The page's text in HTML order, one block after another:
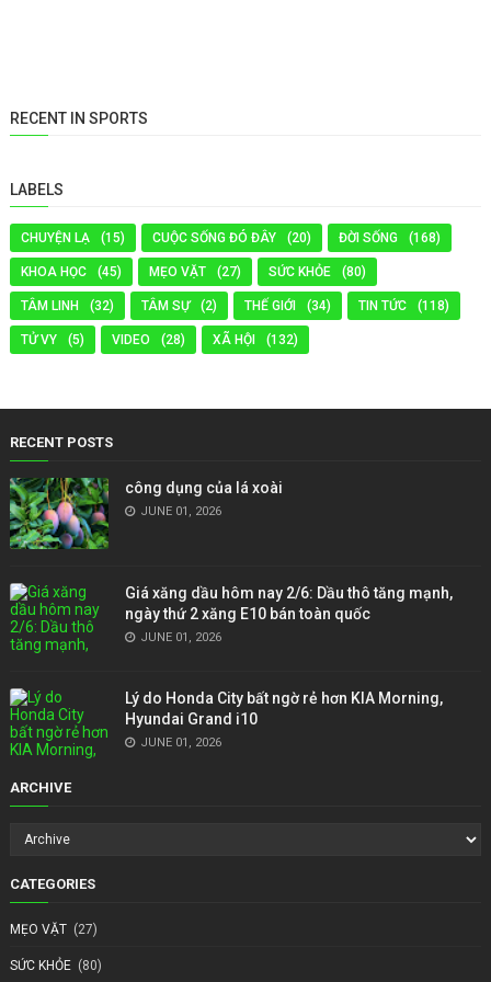
RECENT IN SPORTS
LABELS
CHUYỆN LẠ (15) CUỘC SỐNG ĐÓ ĐÂY (20) ĐỜI SỐNG (168)
KHOA HỌC (45) MẸO VẶT (27) SỨC KHỎE (80)
TÂM LINH (32) TÂM SỰ (2) THẾ GIỚI (34) TIN TỨC (118)
TỬ VY (5) VIDEO (28) XÃ HỘI (132)
RECENT POSTS
công dụng của lá xoài
JUNE 01, 2026
Giá xăng dầu hôm nay 2/6: Dầu thô tăng mạnh,
ngày thứ 2 xăng E10 bán toàn quốc
JUNE 01, 2026
Lý do Honda City bất ngờ rẻ hơn KIA Morning,
Hyundai Grand i10
JUNE 01, 2026
ARCHIVE
CATEGORIES
MẸO VẶT (27)
SỨC KHỎE (80)